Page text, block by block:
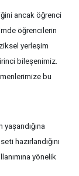
ancak öğrenci
öğrencilerin
yerleşim
bileşenimiz.
bu
hazırlandığını
yönelik